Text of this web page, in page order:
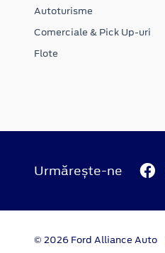
Autoturisme
Comerciale & Pick Up-uri
Flote
Urmărește-ne
© 2026 Ford Alliance Auto